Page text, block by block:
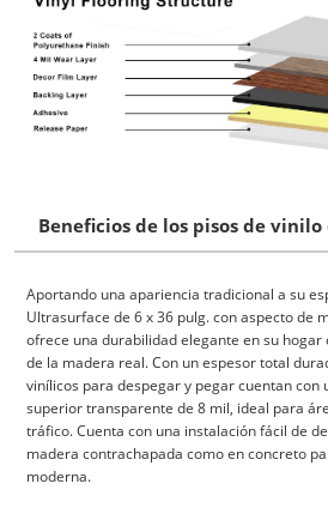
Beneficios de los pisos de
Aportando una apariencia tradicional a su
Ultrasurface de 6 x 36 pulg. con aspecto de
ofrece una durabilidad elegante en su
de la madera real. Con un espesor total
vinílicos para despegar y pegar cuentan con
superior transparente de 8 mil, ideal para
tráfico. Cuenta con una instalación fácil de
madera contrachapada como en concreto
moderna.